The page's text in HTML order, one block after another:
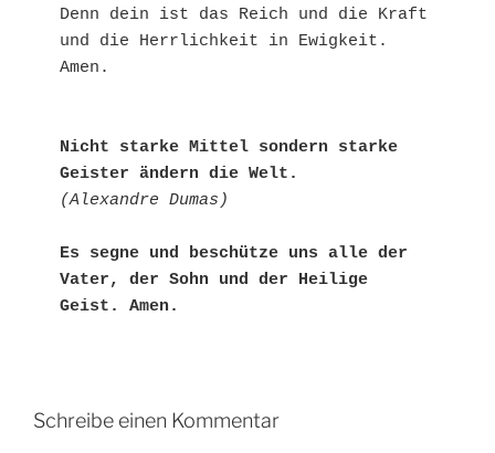
Denn dein ist das Reich und die Kraft
und die Herrlichkeit in Ewigkeit.
Amen.
Nicht starke Mittel sondern starke
Geister ändern die Welt.
(Alexandre Dumas)
Es segne und beschütze uns alle der
Vater, der Sohn und der Heilige
Geist. Amen.
Schreibe einen Kommentar